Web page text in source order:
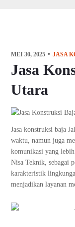
MEI 30, 2025 JASA
Jasa
Utara
Jasa konstruksi baja
waktu, namun juga
komunikasi yang
Nisa Teknik, sebagai
karakteristik
menjadikan layanan